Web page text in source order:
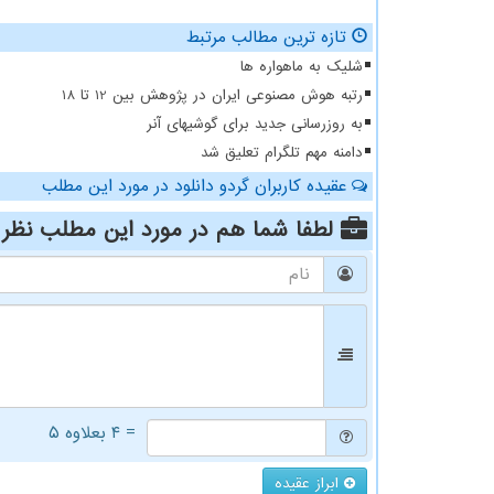
تازه ترین مطالب مرتبط
شلیک به ماهواره ها
رتبه هوش مصنوعی ایران در پژوهش بین 12 تا 18
به روزرسانی جدید برای گوشیهای آنر
دامنه مهم تلگرام تعلیق شد
عقیده کاربران گردو دانلود در مورد این مطلب
لطفا شما هم در مورد این مطلب
= ۴ بعلاوه ۵
ابراز عقیده